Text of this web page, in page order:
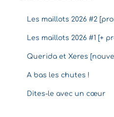
Les maillots 2026 #2
Les maillots 2026 #1 [+
Querida et Xeres
A bas les chutes !
Dites-le avec un cœur